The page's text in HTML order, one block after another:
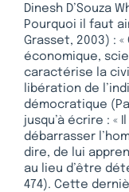
Dinesh D’Souza
Pourquoi il faut
Grasset, 2003) :
économique,
caractérise la
libération de
démocratique
jusqu’à écrire : «
débarrasser
dire, de lui
au lieu d’être
474). Cette